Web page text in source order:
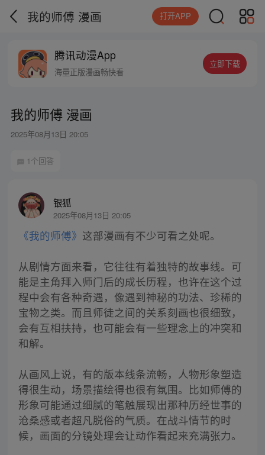
我的师傅 漫画 打开APP
腾讯动漫App
海量正版漫画畅快看
立即下载
我的师傅 漫画
2025年08月13日 20:05
1个回答
银狐
2025年08月13日 20:05
《我的师傅》 这部漫画有不少可看之处呢。
从剧情方面来看，它往往有着独特的故事线。可
能是主角拜入师门后的成长历程，也许在这个过
程中会有各种奇遇，像遇到神秘的功法、珍稀的
宝物之类。而且师徒之间的关系刻画也很细致，
会有互相扶持，也可能会有一些理念上的冲突和
和解。
从画风上说，有的版本线条流畅，人物形象塑造
得很生动，场景描绘得也很有氛围。比如师傅的
形象可能通过细腻的笔触展现出那种历经世事的
沧桑感或者超凡脱俗的气质。在战斗情节的时
候，画面的分镜处理会让动作看起来充满张力。